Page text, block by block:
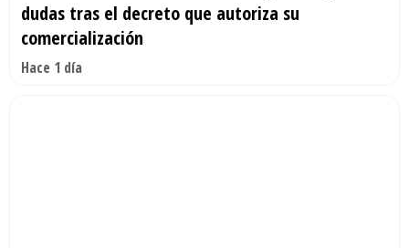
dudas tras el decreto que autoriza su
comercialización
Hace 1 día